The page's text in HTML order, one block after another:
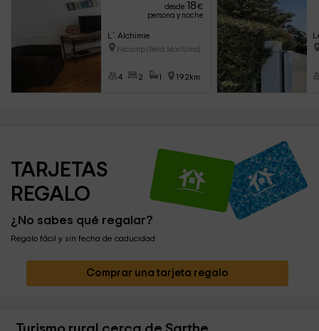
desde 18€
persona y noche
L´Alchimie
Fécamp (Sena Marítimo)
4 2 1 192km
TARJETAS
REGALO
¿No sabes qué regalar?
Regalo fácil y sin fecha de caducidad
Comprar una tarjeta regalo